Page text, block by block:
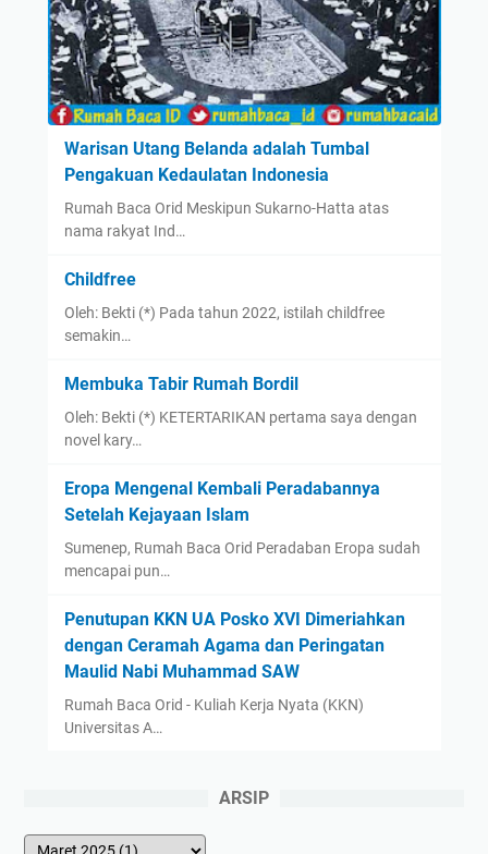
Warisan Utang Belanda adalah Tumbal
Pengakuan Kedaulatan Indonesia
Rumah Baca Orid Meskipun Sukarno-Hatta atas
nama rakyat Ind…
Childfree
Oleh: Bekti (*) Pada tahun 2022, istilah childfree
semakin…
Membuka Tabir Rumah Bordil
Oleh: Bekti (*) KETERTARIKAN pertama saya dengan
novel kary…
Eropa Mengenal Kembali Peradabannya
Setelah Kejayaan Islam
Sumenep, Rumah Baca Orid Peradaban Eropa sudah
mencapai pun…
Penutupan KKN UA Posko XVI Dimeriahkan
dengan Ceramah Agama dan Peringatan
Maulid Nabi Muhammad SAW
Rumah Baca Orid - Kuliah Kerja Nyata (KKN)
Universitas A…
ARSIP